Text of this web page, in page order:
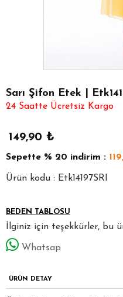
Sarı Şifon Etek |
24 Saatte Ücretsiz Kargo
149,90 ₺
Sepette % 20 indirim :
Ürün kodu : Etk14197SRI
BEDEN TABLOSU
İlginiz için teşekkürler, bu
Whatsap
ÜRÜN DETAY